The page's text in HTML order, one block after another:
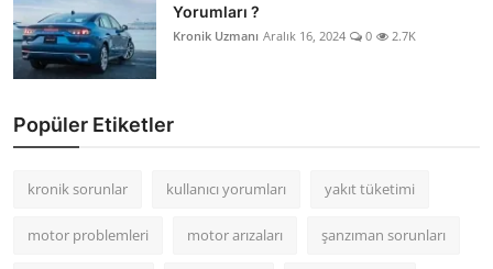
Yorumları ?
Kronik Uzmanı Aralık 16, 2024 0 2.7K
Popüler Etiketler
kronik sorunlar kullanıcı yorumları yakıt tüketimi
motor problemleri motor arızaları şanzıman sorunları